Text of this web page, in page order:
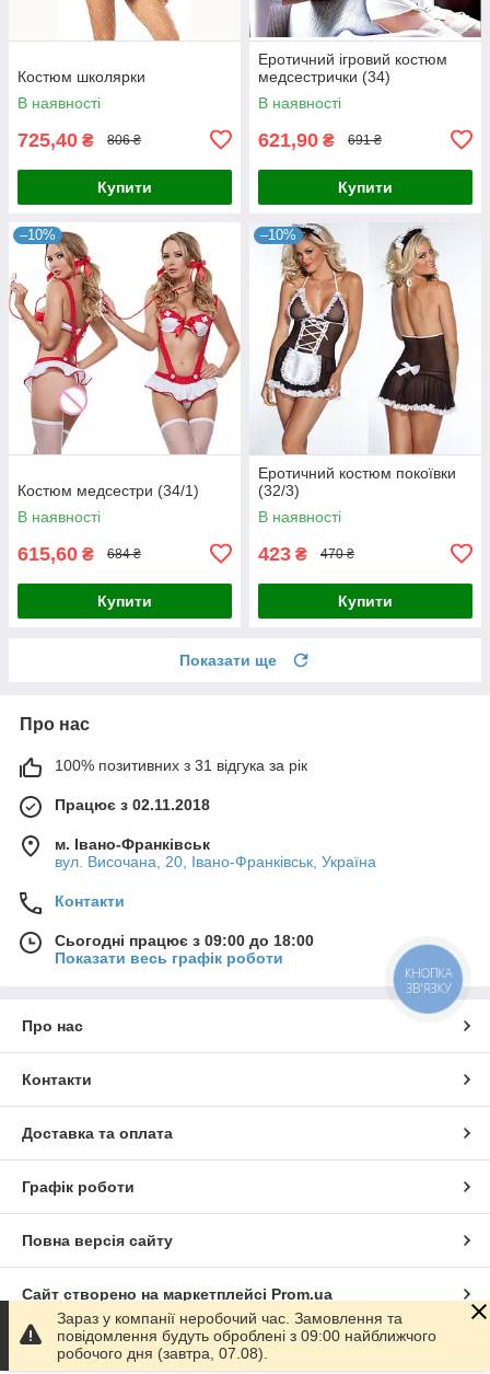
Костюм школярки
В наявності
725,40 ₴ 806 ₴
Купити
Еротичний ігровий костюм
медсестрички (34)
В наявності
621,90 ₴ 691 ₴
Купити
–10%
Костюм медсестри (34/1)
В наявності
615,60 ₴ 684 ₴
Купити
–10%
Еротичний костюм покоївки
(32/3)
В наявності
423 ₴ 470 ₴
Купити
Показати ще
Про нас
100% позитивних з 31 відгука за рік
Працює з 02.11.2018
м. Івано-Франківськ
вул. Височана, 20, Івано-Франківськ, Україна
Контакти
Сьогодні працює з 09:00 до 18:00
Показати весь графік роботи
Про нас
Контакти
Доставка та оплата
Графік роботи
Повна версія сайту
Сайт створено на маркетплейсі Prom.ua
Політика конфіденційності
Зараз у компанії неробочий час. Замовлення та
повідомлення будуть оброблені з 09:00 найближчого
робочого дня (завтра, 07.08).
КНОПКА
ЗВ'ЯЗКУ